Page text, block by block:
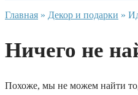
Главная » Декор и подарки »
Ничего не
Похоже, мы не можем найти